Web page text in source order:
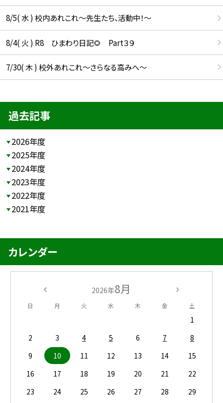
8/5( 水 ) 校内あれこれ〜先生たち、活動中！〜
8/4( 火 ) R8 ひまわり日記🌻 Part３９
7/30( 木 ) 校外あれこれ〜さらなる高みへ〜
過去記事
2026年度
2025年度
2024年度
2023年度
2022年度
2021年度
カレンダー
2026年8月
日 月 火 水 木 金 土
1
2
3 4 5 6 7
8
9
10 11 12 13 14
15
16
17 18 19 20 21
22
23
24 25 26 27 28
29